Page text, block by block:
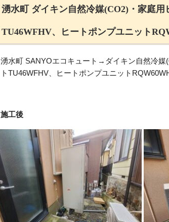
湧水町 ダイキン自然冷媒(CO2)・家庭
TU46WFHV、ヒートポンプユニット
湧水町 SANYOエコキュート→ダイキン自然冷媒
トTU46WFHV、ヒートポンプユニット
施工後